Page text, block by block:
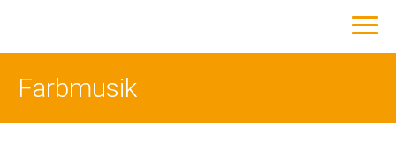
Farbmusik